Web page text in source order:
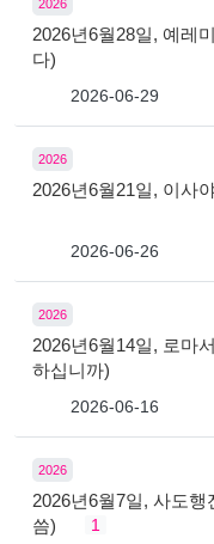
2026
2026년6월28일, 예레
다)
2026-06-29
2026
2026년6월21일, 이사
2026-06-26
2026
2026년6월14일, 로마
하십니까)
2026-06-16
2026
2026년6월7일, 사도
씀)
1